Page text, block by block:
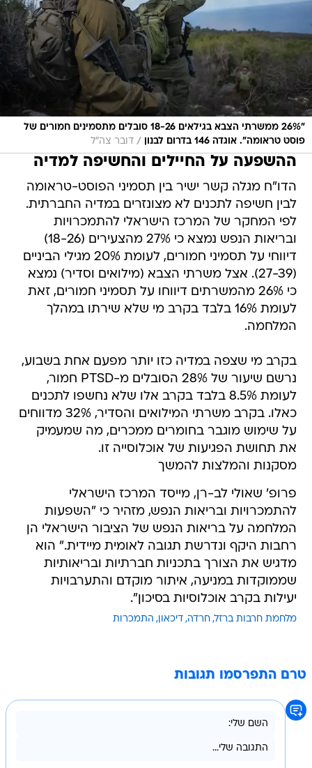
"26% ממשרתי הצבא בגילאים 18-26 סובלים מתסמינים חמורים של
פוסט טראומה". אוגדה 146 בדרום לבנון
/ דובר צה"ל
ההשפעה על החיילים והחשיפה למדיה
הדו"ח מגלה קשר ישיר בין תסמיני הפוסט-טראומה
לבין חשיפה לתכנים לא מצונזרים במדיה החברתית.
לפי המחקר של המרכז הישראלי להתמכרויות
ובריאות הנפש נמצא כי 27% מהצעירים (18-26)
דיווחי על תסמיני חמורים, לעומת 20% מגילי הביניים
(27-39). אצל משרתי הצבא (מילואים וסדיר) נמצא
כי 26% מהמשרתים דיווחו על תסמיני חמורים, זאת
לעומת 16% בלבד בקרב מי שלא שירתו במהלך
המלחמה.
בקרב מי שצפה במדיה כזו יותר מפעם אחת בשבוע,
נרשם שיעור של 28% הסובלים מ-PTSD חמור,
לעומת 8.5% בלבד בקרב אלו שלא נחשפו לתכנים
כאלו. בקרב משרתי המילואים והסדיר, 32% מדווחים
על שימוש מוגבר בחומרים ממכרים, מה שמעמיק
את תחושת הפגיעות של אוכלוסייה זו.
מסקנות והמלצות להמשך
פרופ' שאולי לב-רן, מייסד המרכז הישראלי
להתמכרויות ובריאות הנפש, מזהיר כי "השפעות
המלחמה על בריאות הנפש של הציבור הישראלי הן
רחבות היקף ונדרשת תגובה לאומית מיידית." הוא
מדגיש את הצורך בתכניות חברתיות ובריאותיות
שממוקדות במניעה, איתור מוקדם והתערבויות
יעילות בקרב אוכלוסיות בסיכון".
מלחמת חרבות ברזל חרדה דיכאון התמכרות
טרם התפרסמו תגובות